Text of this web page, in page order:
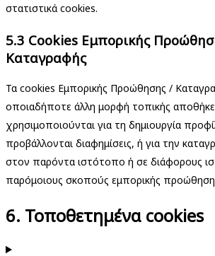
στατιστικά cookies.
5.3 Cookies Εμπορικής
Καταγραφής
Τα cookies Εμπορικής Προώθησης /
οποιαδήποτε άλλη μορφή τοπικής
χρησιμοποιούνται για τη δημιουργία
προβάλλονται διαφημίσεις, ή για την
στον παρόντα ιστότοπο ή σε διάφορους
παρόμοιους σκοπούς εμπορικής
6. Τοποθετημένα cookies